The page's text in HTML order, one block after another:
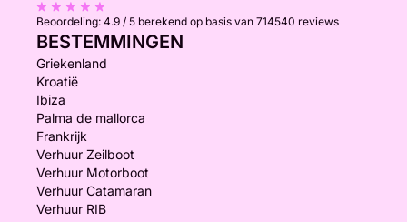
Beoordeling: 4.9 / 5 berekend op basis van 714540 reviews
BESTEMMINGEN
Griekenland
Kroatië
Ibiza
Palma de mallorca
Frankrijk
Verhuur Zeilboot
Verhuur Motorboot
Verhuur Catamaran
Verhuur RIB